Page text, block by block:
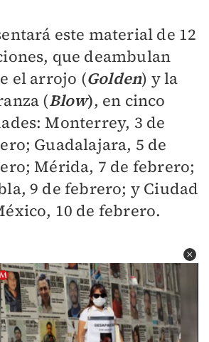
este material de 12
que deambulan
el arrojo (Golden) y la
(Blow), en cinco
Monterrey, 3 de
Guadalajara, 5 de
Mérida, 7 de febrero;
9 de febrero; y Ciudad
10 de febrero.